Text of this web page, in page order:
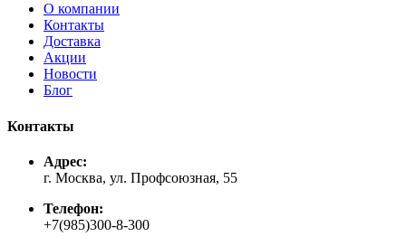
О компании
Контакты
Доставка
Акции
Новости
Блог
Контакты
Адрес:
г. Москва, ул. Профсоюзная, 55
Телефон:
+7(985)300-8-300